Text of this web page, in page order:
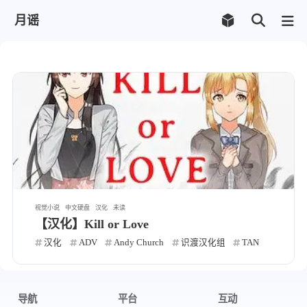
月谣
视觉小说 中文硬盘 汉化 未读
【汉化】Kill or Love
汉化 ADV Andy Church 识渡汉化组 TAN
导航 平台 互动